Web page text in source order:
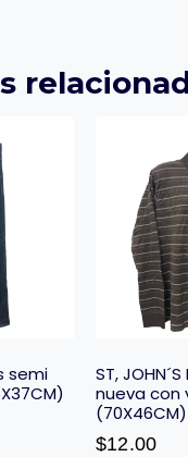
semi
ST,
nueva con
(70X46CM)
$12.00